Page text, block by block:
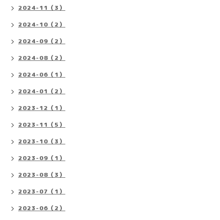
2024-11（3）
2024-10（2）
2024-09（2）
2024-08（2）
2024-06（1）
2024-01（2）
2023-12（1）
2023-11（5）
2023-10（3）
2023-09（1）
2023-08（3）
2023-07（1）
2023-06（2）